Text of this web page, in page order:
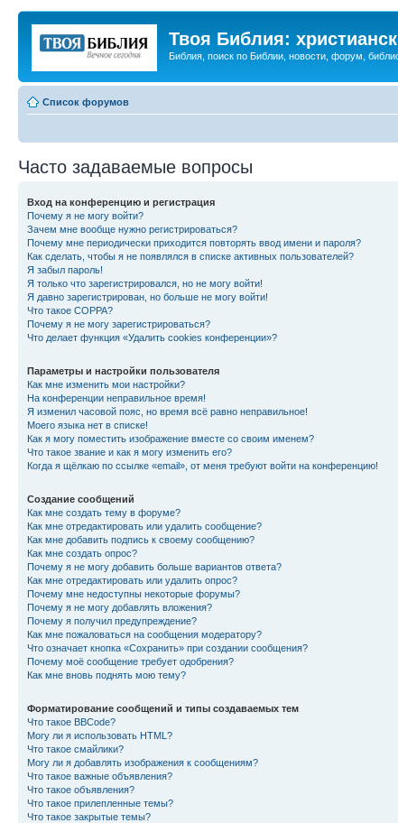
Твоя Библия:
Библия, поиск по Библии, новости, форум,
Список форумов
Часто задаваемые вопросы
Вход на конференцию и регистрация
Почему я не могу войти?
Зачем мне вообще нужно регистрироваться?
Почему мне периодически приходится повторять ввод имени и пароля?
Как сделать, чтобы я не появлялся в списке активных пользователей?
Я забыл пароль!
Я только что зарегистрировался, но не могу войти!
Я давно зарегистрирован, но больше не могу войти!
Что такое COPPA?
Почему я не могу зарегистрироваться?
Что делает функция «Удалить cookies конференции»?
Параметры и настройки пользователя
Как мне изменить мои настройки?
На конференции неправильное время!
Я изменил часовой пояс, но время всё равно неправильное!
Моего языка нет в списке!
Как я могу поместить изображение вместе со своим именем?
Что такое звание и как я могу изменить его?
Когда я щёлкаю по ссылке «email», от меня требуют войти на конференцию!
Создание сообщений
Как мне создать тему в форуме?
Как мне отредактировать или удалить сообщение?
Как мне добавить подпись к своему сообщению?
Как мне создать опрос?
Почему я не могу добавить больше вариантов ответа?
Как мне отредактировать или удалить опрос?
Почему мне недоступны некоторые форумы?
Почему я не могу добавлять вложения?
Почему я получил предупреждение?
Как мне пожаловаться на сообщения модератору?
Что означает кнопка «Сохранить» при создании сообщения?
Почему моё сообщение требует одобрения?
Как мне вновь поднять мою тему?
Форматирование сообщений и типы создаваемых тем
Что такое BBCode?
Могу ли я использовать HTML?
Что такое смайлики?
Могу ли я добавлять изображения к сообщениям?
Что такое важные объявления?
Что такое объявления?
Что такое прилепленные темы?
Что такое закрытые темы?